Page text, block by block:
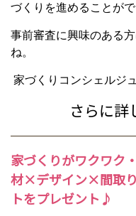
づくりを進めることが
事前審査に興味のある
ね。
家づくりコンシェルジ
さらに詳
家づくりがワクワク
材×デザイン×間取り
トをプレゼント♪